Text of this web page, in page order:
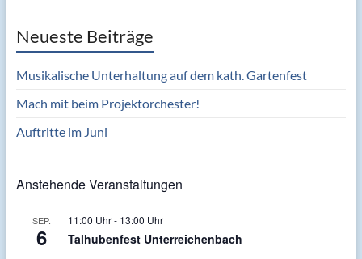
Neueste Beiträge
Musikalische Unterhaltung auf dem kath. Gartenfest
Mach mit beim Projektorchester!
Auftritte im Juni
Anstehende Veranstaltungen
SEP.
6
11:00 Uhr- 13:00 Uhr
Talhubenfest Unterreichenbach